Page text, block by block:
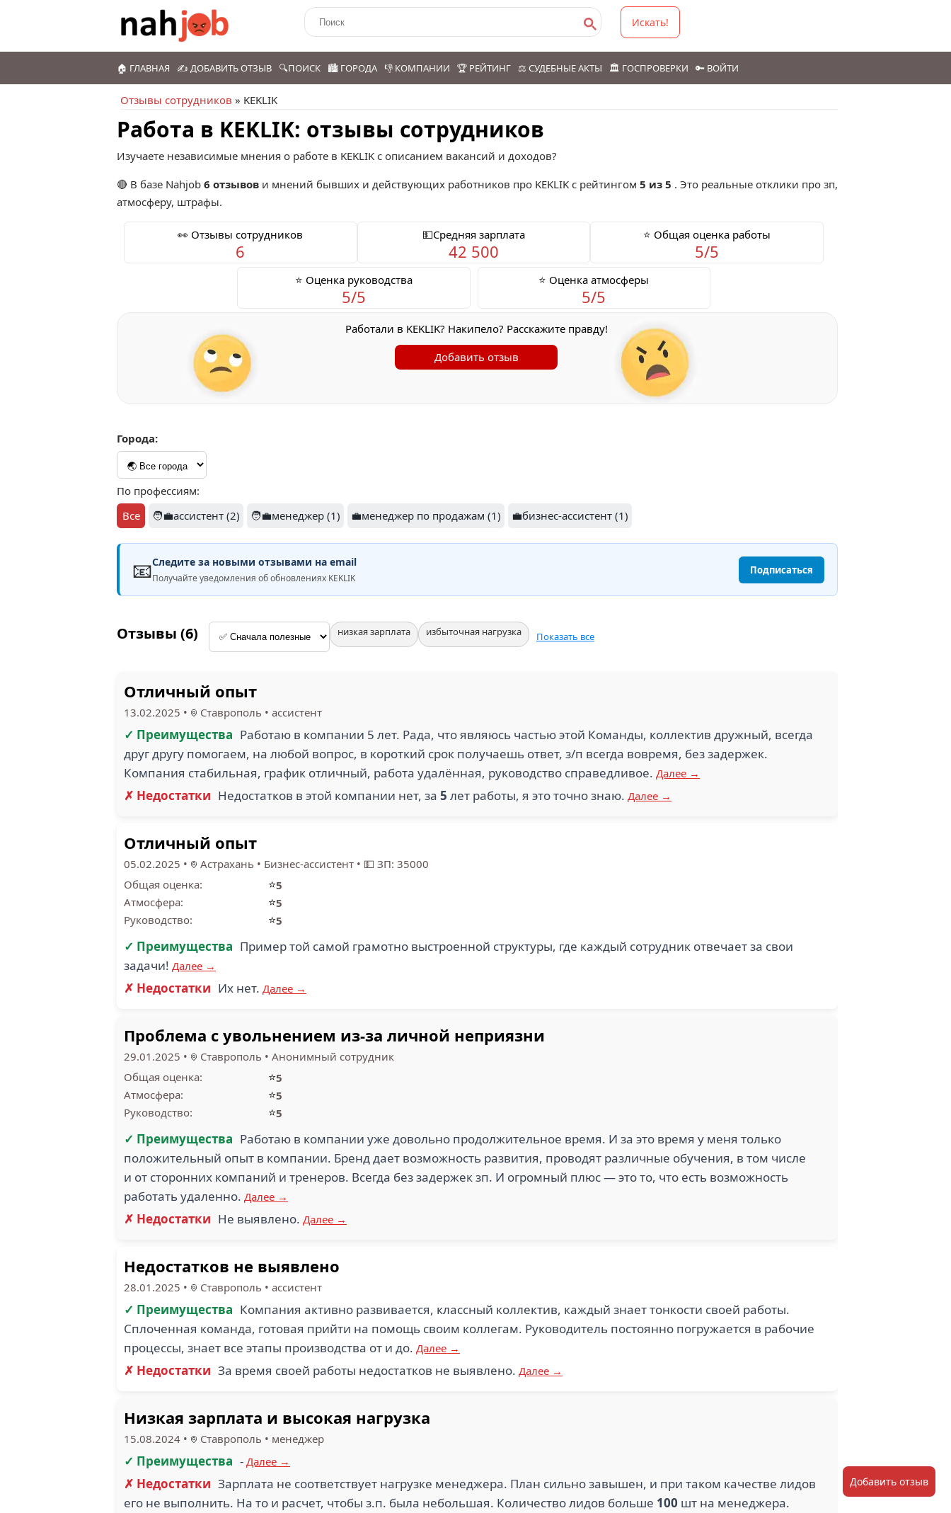
Искать!
🏠 ГЛАВНАЯ ✍️ ДОБАВИТЬ ОТЗЫВ 🔍ПОИСК 🏙️ ГОРОДА 👎 КОМПАНИИ 🏆 РЕЙТИНГ ⚖️ СУДЕБНЫЕ АКТЫ 🏛️ ГОСПРОВЕРКИ 🔑 ВОЙТИ
Отзывы сотрудников » KEKLIK
Работа в KEKLIK: отзывы сотрудников
Изучаете независимые мнения о работе в KEKLIK с описанием вакансий и доходов?
🔴 В базе Nahjob 6 отзывов и мнений бывших и действующих работников про KEKLIK с рейтингом 5 из 5 . Это реальные отклики про зп,
атмосферу, штрафы.
👀 Отзывы сотрудников
6
💵Средняя зарплата
42 500
⭐ Общая оценка работы
5/5
⭐ Оценка руководства
5/5
⭐ Оценка атмосферы
5/5
Работали в KEKLIK? Накипело? Расскажите правду!
Добавить отзыв
Города:
По профессиям:
Все
🧑‍💼ассистент (2) 🧑‍💼менеджер (1) 💼менеджер по продажам (1) 💼бизнес-ассистент (1)
📧Следите за новыми отзывами на email
Получайте уведомления об обновлениях KEKLIK
Подписаться
Отзывы (6) низкая зарплата избыточная нагрузка Показать все
Отличный опыт
13.02.2025 • Ставрополь • ассистент
✓ Преимущества Работаю в компании 5 лет. Рада, что являюсь частью этой Команды, коллектив дружный, всегда
друг другу помогаем, на любой вопрос, в короткий срок получаешь ответ, з/п всегда вовремя, без задержек.
Компания стабильная, график отличный, работа удалённая, руководство справедливое. Далее →
✗ Недостатки Недостатков в этой компании нет, за 5 лет работы, я это точно знаю. Далее →
Отличный опыт
05.02.2025 • Астрахань • Бизнес-ассистент • 💵 ЗП: 35000
Общая оценка:
⭐5
Атмосфера:
⭐5
Руководство:
⭐5
✓ Преимущества Пример той самой грамотно выстроенной структуры, где каждый сотрудник отвечает за свои
задачи! Далее →
✗ Недостатки Их нет. Далее →
Проблема с увольнением из-за личной неприязни
29.01.2025 • Ставрополь • Анонимный сотрудник
Общая оценка:
⭐5
Атмосфера:
⭐5
Руководство:
⭐5
✓ Преимущества Работаю в компании уже довольно продолжительное время. И за это время у меня только
положительный опыт в компании. Бренд дает возможность развития, проводят различные обучения, в том числе
и от сторонних компаний и тренеров. Всегда без задержек зп. И огромный плюс — это то, что есть возможность
работать удаленно. Далее →
✗ Недостатки Не выявлено. Далее →
Недостатков не выявлено
28.01.2025 • Ставрополь • ассистент
✓ Преимущества Компания активно развивается, классный коллектив, каждый знает тонкости своей работы.
Сплоченная команда, готовая прийти на помощь своим коллегам. Руководитель постоянно погружается в рабочие
процессы, знает все этапы производства от и до. Далее →
✗ Недостатки За время своей работы недостатков не выявлено. Далее →
Низкая зарплата и высокая нагрузка
15.08.2024 • Ставрополь • менеджер
✓ Преимущества - Далее →
✗ Недостатки Зарплата не соответствует нагрузке менеджера. План сильно завышен, и при таком качестве лидов
его не выполнить. На то и расчет, чтобы з.п. была небольшая. Количество лидов больше 100 шт на менеджера.
Добавить отзыв